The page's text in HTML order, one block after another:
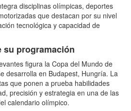
disciplinas olímpicas, deportes
que destacan por su nivel
tecnológica y capacidad de
su programación
figura la Copa del Mundo de
desarrolla en Budapest, Hungría. La
que ponen a prueba habilidades
precisión y estrategia en una de las
calendario olímpico.